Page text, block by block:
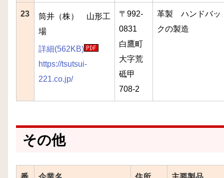
23
筒井（株） 山形工
場
詳細(562KB)
https://tsutsui-
221.co.jp/
〒992-
0831
白鷹町
大字荒
砥甲
708-2
革製 ハンドバッ
クの製造
その他